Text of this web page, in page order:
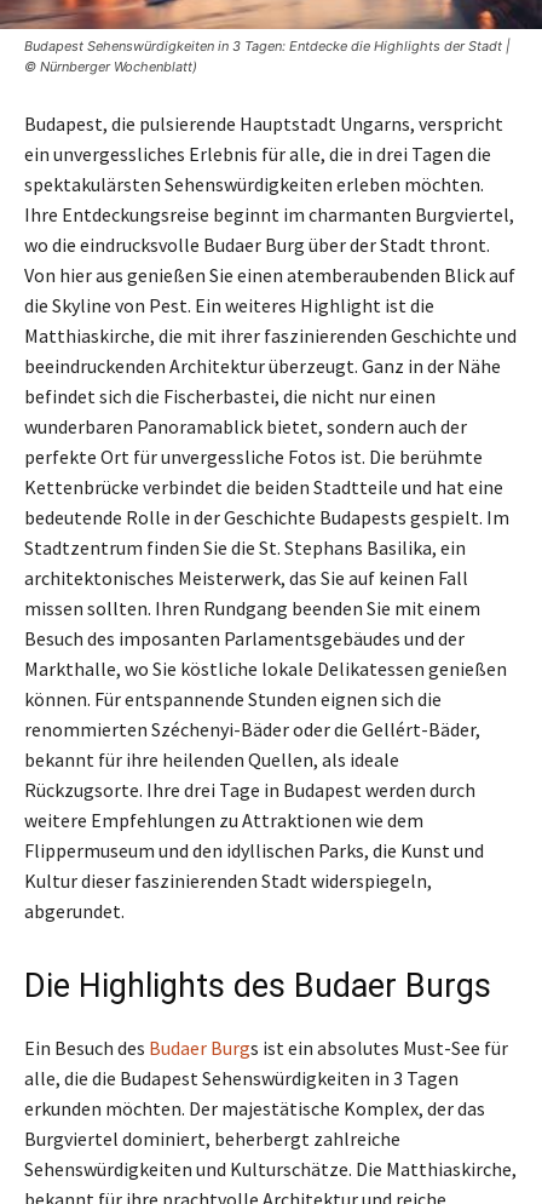
Budapest Sehenswürdigkeiten in 3 Tagen: Entdecke die Highlights der Stadt |
© Nürnberger Wochenblatt)
Budapest, die pulsierende Hauptstadt Ungarns, verspricht
ein unvergessliches Erlebnis für alle, die in drei Tagen die
spektakulärsten Sehenswürdigkeiten erleben möchten.
Ihre Entdeckungsreise beginnt im charmanten Burgviertel,
wo die eindrucksvolle Budaer Burg über der Stadt thront.
Von hier aus genießen Sie einen atemberaubenden Blick auf
die Skyline von Pest. Ein weiteres Highlight ist die
Matthiaskirche, die mit ihrer faszinierenden Geschichte und
beeindruckenden Architektur überzeugt. Ganz in der Nähe
befindet sich die Fischerbastei, die nicht nur einen
wunderbaren Panoramablick bietet, sondern auch der
perfekte Ort für unvergessliche Fotos ist. Die berühmte
Kettenbrücke verbindet die beiden Stadtteile und hat eine
bedeutende Rolle in der Geschichte Budapests gespielt. Im
Stadtzentrum finden Sie die St. Stephans Basilika, ein
architektonisches Meisterwerk, das Sie auf keinen Fall
missen sollten. Ihren Rundgang beenden Sie mit einem
Besuch des imposanten Parlamentsgebäudes und der
Markthalle, wo Sie köstliche lokale Delikatessen genießen
können. Für entspannende Stunden eignen sich die
renommierten Széchenyi-Bäder oder die Gellért-Bäder,
bekannt für ihre heilenden Quellen, als ideale
Rückzugsorte. Ihre drei Tage in Budapest werden durch
weitere Empfehlungen zu Attraktionen wie dem
Flippermuseum und den idyllischen Parks, die Kunst und
Kultur dieser faszinierenden Stadt widerspiegeln,
abgerundet.
Die Highlights des Budaer Burgs
Ein Besuch des Budaer Burgs ist ein absolutes Must-See für
alle, die die Budapest Sehenswürdigkeiten in 3 Tagen
erkunden möchten. Der majestätische Komplex, der das
Burgviertel dominiert, beherbergt zahlreiche
Sehenswürdigkeiten und Kulturschätze. Die Matthiaskirche,